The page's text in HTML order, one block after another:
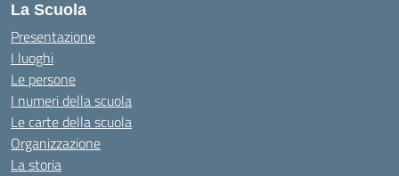
La Scuola
Presentazione
I luoghi
Le persone
I numeri della scuola
Le carte della scuola
Organizzazione
La storia